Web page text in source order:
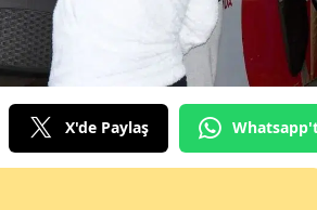
X'de Paylaş